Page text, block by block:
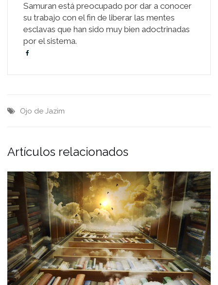
Samuran está preocupado por dar a conocer
su trabajo con el fin de liberar las mentes
esclavas que han sido muy bien adoctrinadas
por el sistema.
Ojo de Jazim
Artículos relacionados